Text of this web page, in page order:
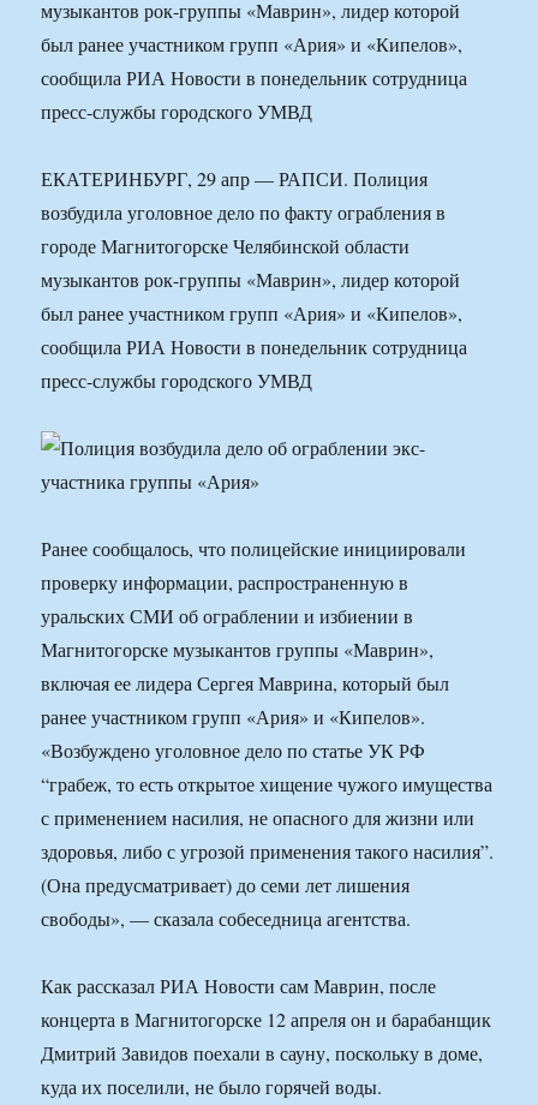
музыкантов рок-группы «Маврин», лидер которой
был ранее участником групп «Ария» и «Кипелов»,
сообщила РИА Новости в понедельник сотрудница
пресс-службы городского УМВД
ЕКАТЕРИНБУРГ, 29 апр — РАПСИ. Полиция
возбудила уголовное дело по факту ограбления в
городе Магнитогорске Челябинской области
музыкантов рок-группы «Маврин», лидер которой
был ранее участником групп «Ария» и «Кипелов»,
сообщила РИА Новости в понедельник сотрудница
пресс-службы городского УМВД
Ранее сообщалось, что полицейские инициировали
проверку информации, распространенную в
уральских СМИ об ограблении и избиении в
Магнитогорске музыкантов группы «Маврин»,
включая ее лидера Сергея Маврина, который был
ранее участником групп «Ария» и «Кипелов».
«Возбуждено уголовное дело по статье УК РФ
“грабеж, то есть открытое хищение чужого имущества
с применением насилия, не опасного для жизни или
здоровья, либо с угрозой применения такого насилия”.
(Она предусматривает) до семи лет лишения
свободы», — сказала собеседница агентства.
Как рассказал РИА Новости сам Маврин, после
концерта в Магнитогорске 12 апреля он и барабанщик
Дмитрий Завидов поехали в сауну, поскольку в доме,
куда их поселили, не было горячей воды.